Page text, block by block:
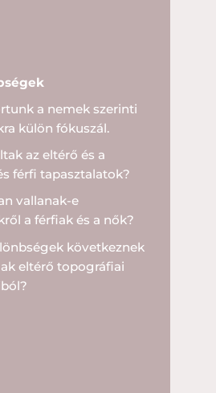
a nemek szerinti
külön fókuszál.
az eltérő és a
férfi tapasztalatok?
vallanak-e
a férfiak és a nők?
következnek
eltérő topográfiai